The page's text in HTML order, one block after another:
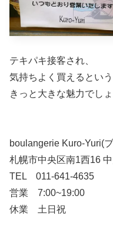
テキパキ接客され、
気持ちよく買えるという
きっと大きな魅力でしょ
boulangerie Kuro-Yuri(
札幌市中央区南1西16
TEL 011-641-4635
営業 7:00~19:00
休業 土日祝